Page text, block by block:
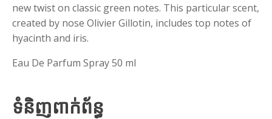
new twist on classic green notes. This particular scent,
created by nose Olivier Gillotin, includes top notes of
hyacinth and iris.
Eau De Parfum Spray 50 ml
ទំនិញពាក់ព័ន្ធ